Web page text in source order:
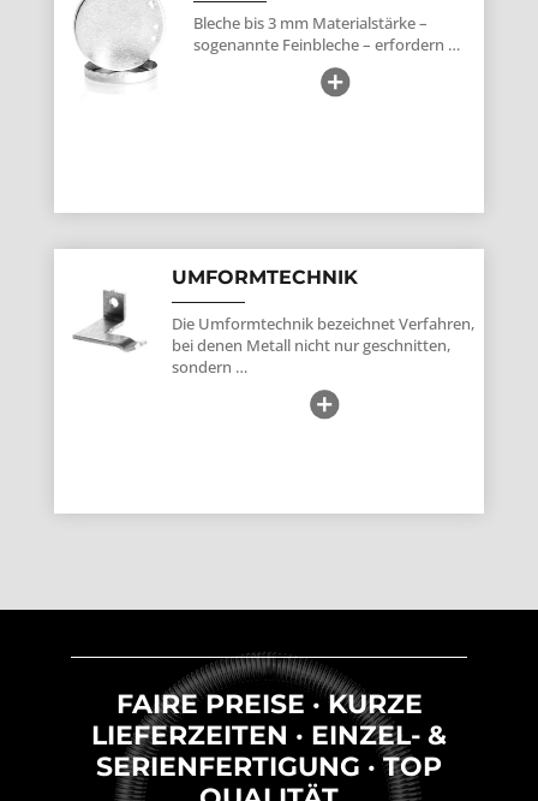
Bleche bis 3 mm Materialstärke –
sogenannte Feinbleche– erfordern …
UMFORMTECHNIK
Die Umformtechnik bezeichnet Verfahren,
bei denen Metall nicht nur geschnitten,
sondern …
FAIRE PREISE · KURZE
LIEFERZEITEN · EINZEL- &
SERIENFERTIGUNG · TOP